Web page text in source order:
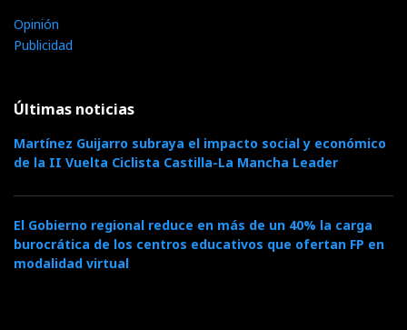
Opinión
Publicidad
Últimas noticias
Martínez Guijarro subraya el impacto social y económico
de la II Vuelta Ciclista Castilla-La Mancha Leader
El Gobierno regional reduce en más de un 40% la carga
burocrática de los centros educativos que ofertan FP en
modalidad virtual